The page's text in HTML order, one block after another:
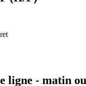
ligne - matin